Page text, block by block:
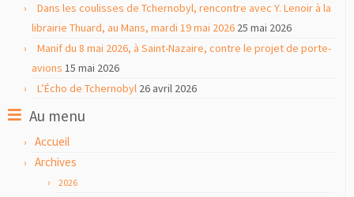
Dans les coulisses de Tchernobyl, rencontre avec Y. Lenoir à la
librairie Thuard, au Mans, mardi 19 mai 2026 25 mai 2026
Manif du 8 mai 2026, à Saint-Nazaire, contre le projet de porte-
avions 15 mai 2026
L’Écho de Tchernobyl 26 avril 2026
Au menu
Accueil
Archives
2026